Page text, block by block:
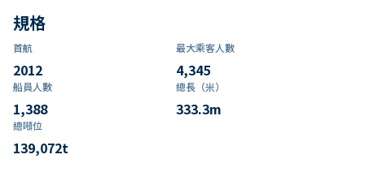
規格
首航
2012
最大乘客人數
4,345
船員人數
1,388
總長（米）
333.3m
總噸位
139,072t